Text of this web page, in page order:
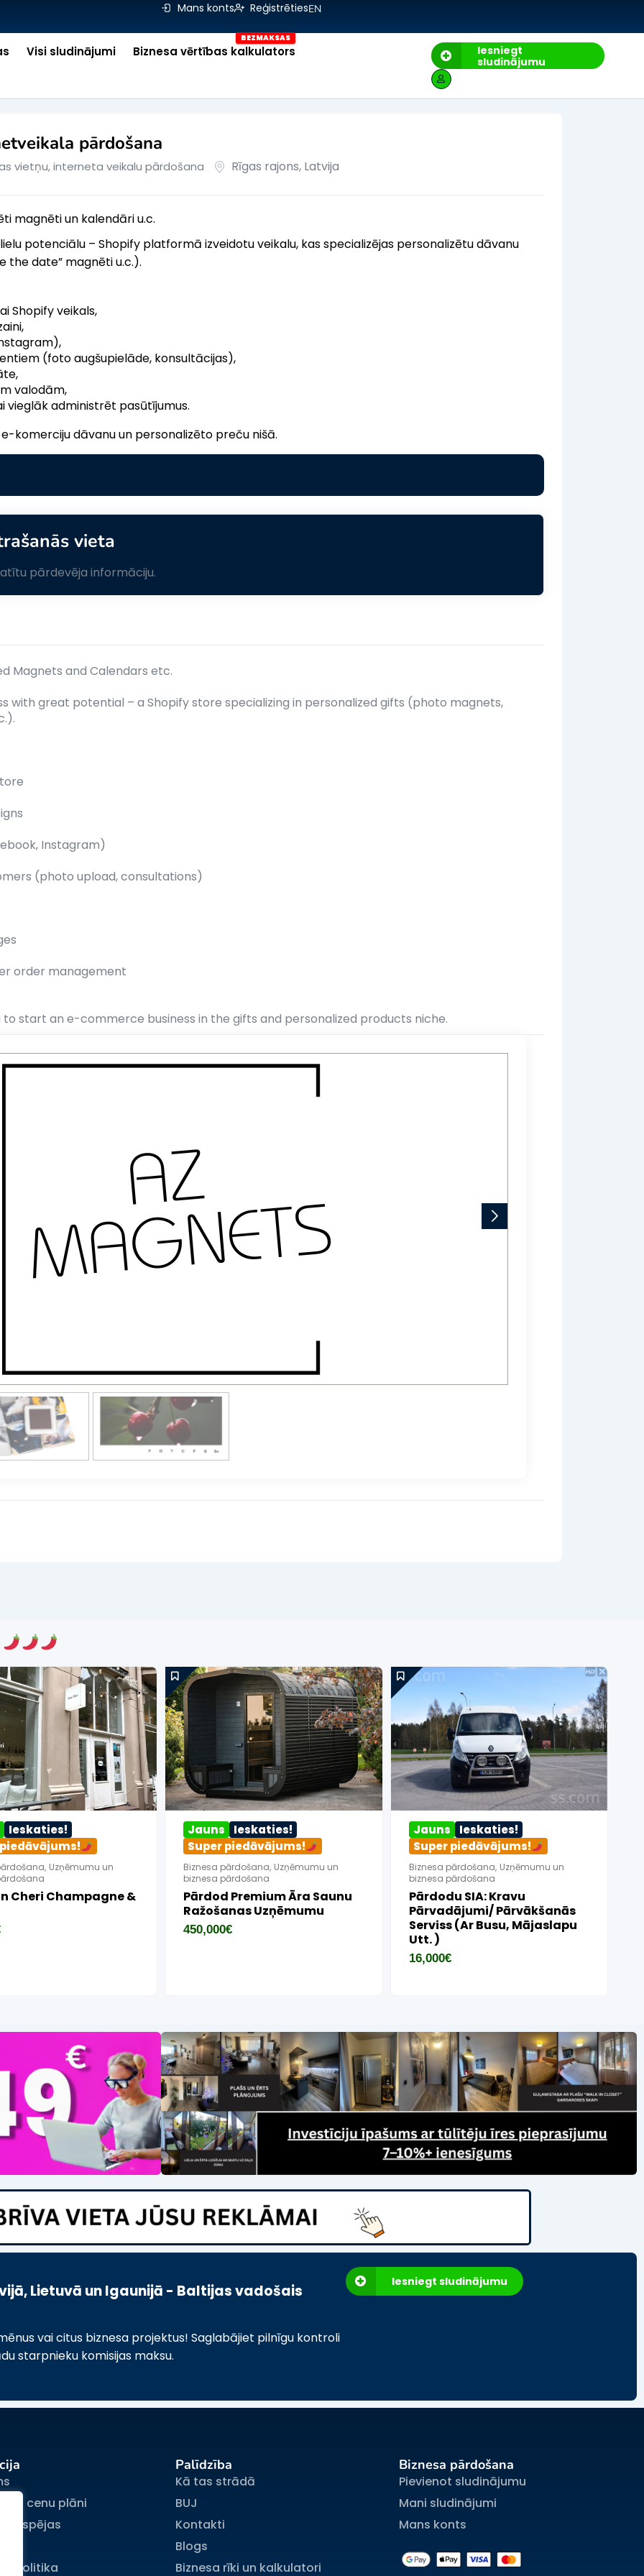
Mans konts ReģistrētiesEN
Visi sludinājumi
Biznesa vērtības kalkulators
Iesniegt
sludinājumu
pārdošana
vietņu, interneta veikalu pārdošana Rīgas rajons, Latvija
magnēti un kalendāri u.c.
potenciālu – Shopify platformā izveidotu veikalu, kas specializējas personalizētu dāvanu
the date” magnēti u.c.).
Shopify veikals,
(foto augšupielāde, konsultācijas),
valodām,
vieglāk administrēt pasūtījumus.
komerciju dāvanu un personalizēto preču nišā.
vieta
pārdevēja informāciju.
Magnets and Calendars etc.
with great potential – a Shopify store specializing in personalized gifts (photo magnets,
Instagram)
(photo upload, consultations)
order management
start an e-commerce business in the gifts and personalized products niche.
Jauns Ieskaties!
Super piedāvājums!
Biznesa pārdošana, Uzņēmuma
likvidācijas noliktavas un inventāra
izpārdošana
Veikals Angārs
Ieskaties!
Super piedāvājums!
E-komercija, IT, E-komercijas vietņu,
interneta veikalu pārdošana
Pārdošanā Arābu Smaržu,
Nišas Smaržu Un Dizaineru
Ieskaties!
Super piedāvājums!
Biznesa pārdošana, Uzņēmumu un
biznesa pārdošana
Vending Cukurvates
45,000 €
Lietuvā un Igaunijā - Baltijas vadošais
vai citus biznesa projektus! Saglabājiet pilnīgu kontroli
starpnieku komisijas maksu.
Iesniegt sludinājumu
cenu plāni
iespējas
politika
Palīdzība
Kā tas strādā
BUJ
Kontakti
Blogs
Biznesa rīki un kalkulatori
Biznesa pārdošana
Pievienot sludinājumu
Mani sludinājumi
Mans konts